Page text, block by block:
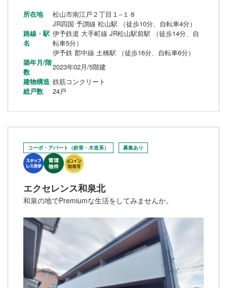
所在地
松山市南江戸２丁目１−１８
路線・駅
名
JR四国 予讃線 松山駅 （徒歩10分、自転車4分）
伊予鉄道 大手町線 JR松山駅前駅 （徒歩14分、自
転車5分）
伊予鉄 郡中線 土橋駅 （徒歩16分、自転車6分）
築年月/階
数
2023年02月/5階建
建物構造 鉄筋コンクリート
総戸数
24戸
コーポ・アパート（鉄骨・木造系） 募集あり
エクセレンス和泉北
和泉の地でPremiumな生活をしてみませんか。